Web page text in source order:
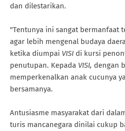
dan dilestarikan.
"Tentunya ini sangat bermanfaat
agar lebih mengenal budaya
ketika diumpai VISI di kursi
penutupan. Kepada VISI, dengan
memperkenalkan anak cucunya
bersamanya.
Antusiasme masyarakat dari
turis mancanegara dinilai cukup